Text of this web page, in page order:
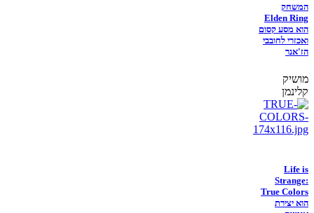
המשחק
Elden Ring
הוא מסע קסום
ואכזרי לחובבי
הז'אנר
מושיק
קלינמן
Life is
Strange:
True Colors
הוא יצירת